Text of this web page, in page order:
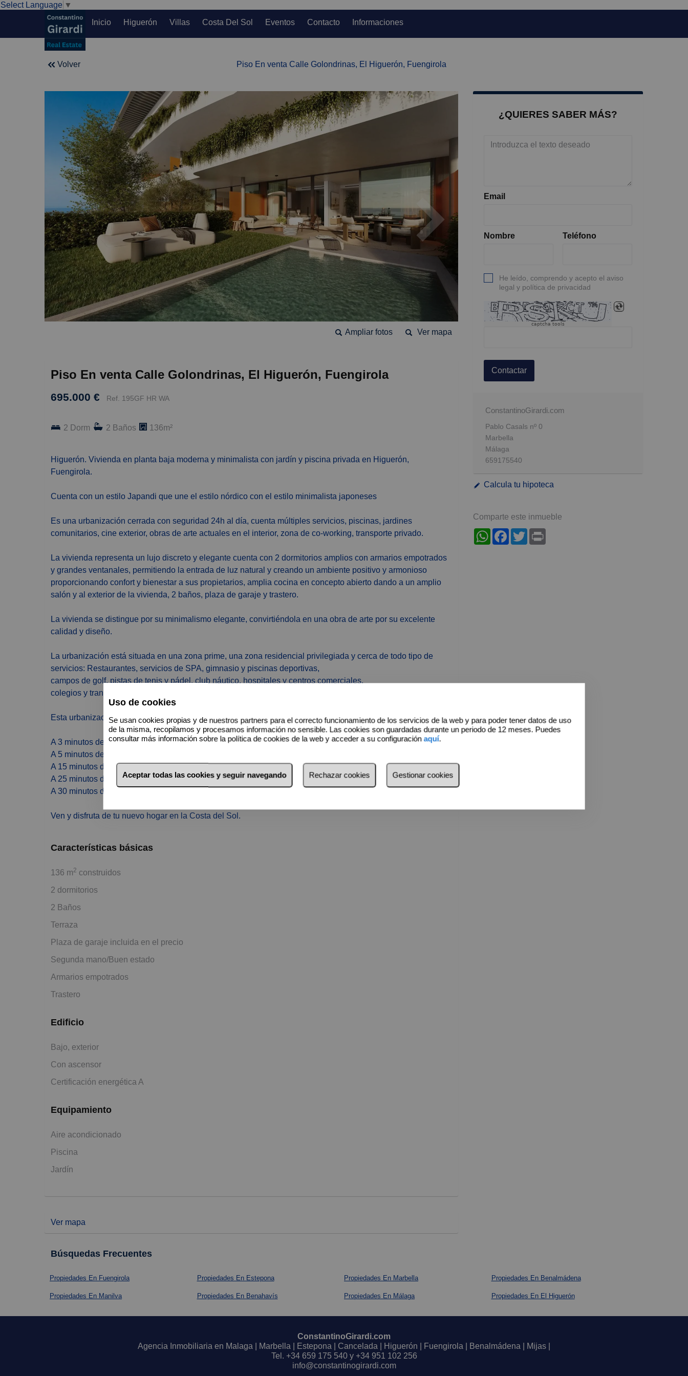
Select Language ▼
Inicio
Higuerón Villas Costa Del Sol Eventos Contacto Informaciones
Volver Piso En venta Calle Golondrinas, El Higuerón, Fuengirola
Ver mapa
Ampliar fotos
Piso En venta Calle Golondrinas, El Higuerón, Fuengirola
695.000 € Ref. 195GF HR WA
2 Dorm 2 Baños 136m²
Higuerón. Vivienda en planta baja moderna y minimalista con jardín y piscina privada en Higuerón,
Fuengirola.
Cuenta con un estilo Japandi que une el estilo nórdico con el estilo minimalista japoneses
Es una urbanización cerrada con seguridad 24h al día, cuenta múltiples servicios, piscinas, jardines
comunitarios, cine exterior, obras de arte actuales en el interior, zona de co-working, transporte privado.
La vivienda representa un lujo discreto y elegante cuenta con 2 dormitorios amplios con armarios empotrados
y grandes ventanales, permitiendo la entrada de luz natural y creando un ambiente positivo y armonioso
proporcionando confort y bienestar a sus propietarios, amplia cocina en concepto abierto dando a un amplio
salón y al exterior de la vivienda, 2 baños, plaza de garaje y trastero.
La vivienda se distingue por su minimalismo elegante, convirtiéndola en una obra de arte por su excelente
calidad y diseño.
La urbanización está situada en una zona prime, una zona residencial privilegiada y cerca de todo tipo de
servicios: Restaurantes, servicios de SPA, gimnasio y piscinas deportivas,
campos de golf, pistas de tenis y pádel, club náutico, hospitales y centros comerciales,
colegios y transportes públicos
Esta urbanización se encuentra perfectamente conectado:
A 3 minutos de la Autovía AP-7
A 5 minutos de la playa
A 15 minutos del Aeropuerto Internacional de Málaga
A 25 minutos de Málaga Centro
A 30 minutos de Marbella.
Ven y disfruta de tu nuevo hogar en la Costa del Sol.
Características básicas
136 m2 construidos
2 dormitorios
2 Baños
Terraza
Plaza de garaje incluida en el precio
Segunda mano/Buen estado
Armarios empotrados
Trastero
Edificio
Bajo, exterior
Con ascensor
Certificación energética A
Equipamiento
Aire acondicionado
Piscina
Jardín
¿QUIERES SABER MÁS?
Email
Nombre Teléfono
He leído, comprendo y acepto el aviso
legal y política de privacidad
captcha tools
Contactar
ConstantinoGirardi.com
Pablo Casals nº 0
Marbella
Málaga
659175540
Calcula tu hipoteca
Comparte este inmueble
WhatsAppFacebook
Twitter
Ver mapa
Búsquedas Frecuentes
Propiedades En Fuengirola Propiedades En Estepona Propiedades En Marbella Propiedades En Benalmádena
Propiedades En Manilva Propiedades En Benahavís Propiedades En Málaga Propiedades En El Higuerón
ConstantinoGirardi.com
Agencia Inmobiliaria en Malaga | Marbella | Estepona | Cancelada | Higuerón | Fuengirola | Benalmádena | Mijas |
Tel. +34 659 175 540y +34 951 102 256
info@constantinogirardi.com
Uso de cookies
Se usan cookies propias y de nuestros partners para el correcto funcionamiento de los servicios de la web y para poder tener datos de uso
de la misma, recopilamos y procesamos información no sensible. Las cookies son guardadas durante un periodo de 12 meses. Puedes
consultar más información sobre la política de cookies de la web y acceder a su configuraciónaquí.
Aceptar todas las cookies y seguir navegando Rechazar cookies Gestionar cookies